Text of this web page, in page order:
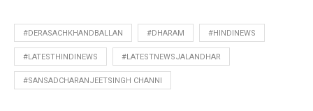
#DERASACHKHANDBALLAN #DHARAM #HINDINEWS
#LATESTHINDINEWS #LATESTNEWSJALANDHAR
#SANSADCHARANJEETSINGH CHANNI